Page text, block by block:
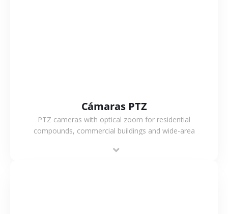
Cámaras PTZ
PTZ cameras with optical zoom for residential
compounds, commercial buildings and wide-area
flexible coverage.